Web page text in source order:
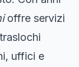
offre servizi
uffici e